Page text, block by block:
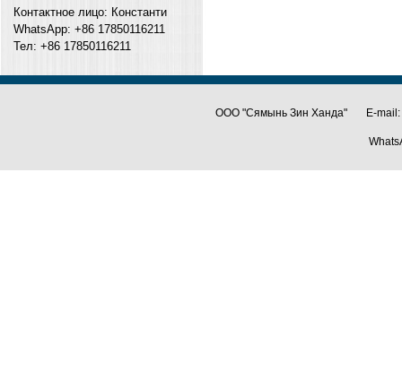
Контактное лицо: Константи
WhatsApp: +86 17850116211
Тел: +86 17850116211
ООО "Сямынь Зин Ханда" E-mail: